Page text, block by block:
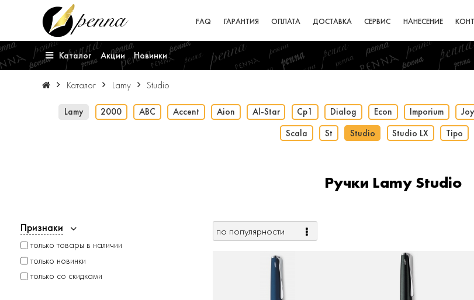
FAQ ГАРАНТИЯ ОПЛАТА ДОСТАВКА СЕРВИС НАНЕСЕНИЕ
Каталог Акции Новинки
Каталог Lamy Studio
Lamy 2000 ABC Accent Aion Al-Star Cp1 Dialog Econ Imporium Joy
Scala
St Studio Studio LX Tipo
Ручки Lamy Studio
Признаки
только товары в наличии
только новинки
только со скидками